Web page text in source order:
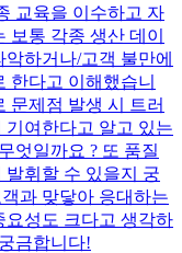
교육을 이수하고 자
보통 각종 생산 데이
하거나/고객 불만에
한다고 이해했습니
문제점 발생 시 트러
여한다고 알고 있는
엇일까요 ? 또 품질
휘할 수 있을지 궁
과 맞닿아 응대하는
요성도 크다고 생각하
금합니다!